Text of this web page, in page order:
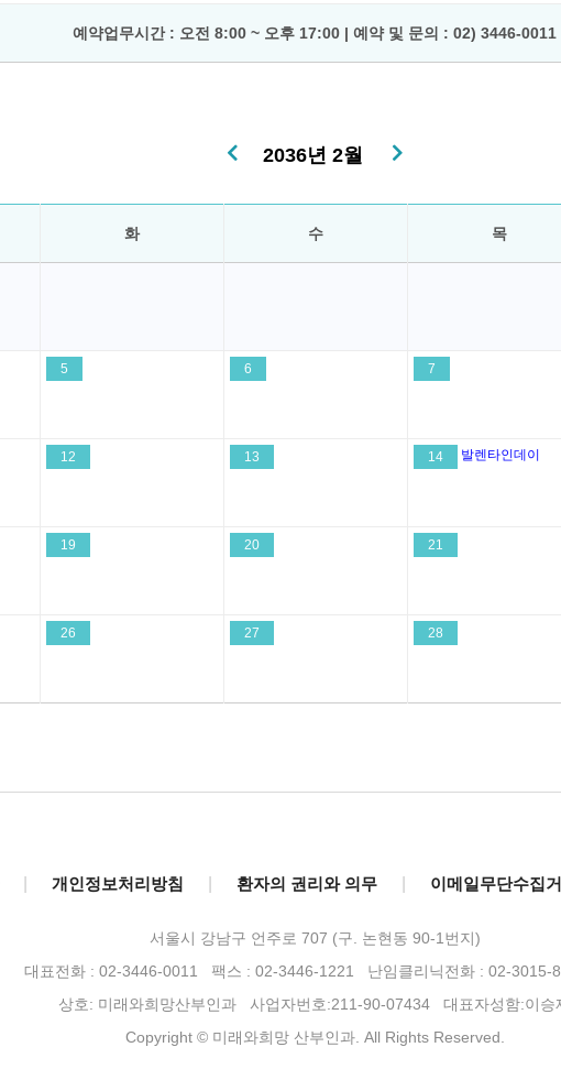
예약업무시간 : 오전 8:00 ~ 오후 17:00 | 예약 및 문의 : 02) 3446-0011
2036년 2월
화 수 목
5 6 7
12 13 14 발렌타인데이
19 20 21
26 27 28
개인정보처리방침 환자의 권리와 의무 이메일무단수집
서울시 강남구 언주로 707 (구. 논현동 90-1번지)
대표전화 : 02-3446-0011 팩스 : 02-3446-1221 난임클리닉전화 : 02-3015-
상호: 미래와희망산부인과 사업자번호:211-90-07434 대표자성함:이승
Copyright © 미래와희망 산부인과. All Rights Reserved.